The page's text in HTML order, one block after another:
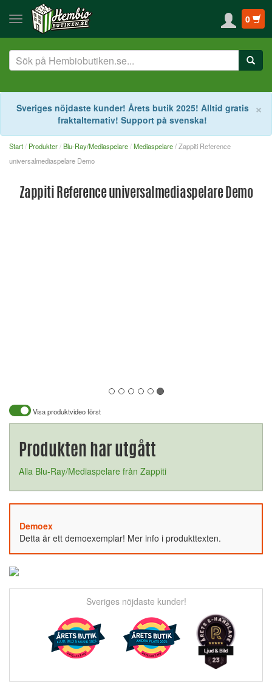
0
×
Sveriges nöjdaste kunder! Årets butik 2025! Alltid gratis
fraktalternativ! Support på svenska!
Start Produkter Blu-Ray/Mediaspelare Mediaspelare/ Zappiti Reference
universalmediaspelare Demo
Zappiti Reference universalmediaspelare Demo
Visa produktvideo först
Produkten har utgått
Alla Blu-Ray/Mediaspelare från Zappiti
Demoex
Detta är ett demoexemplar! Mer info i produkttexten.
Sveriges nöjdaste kunder!